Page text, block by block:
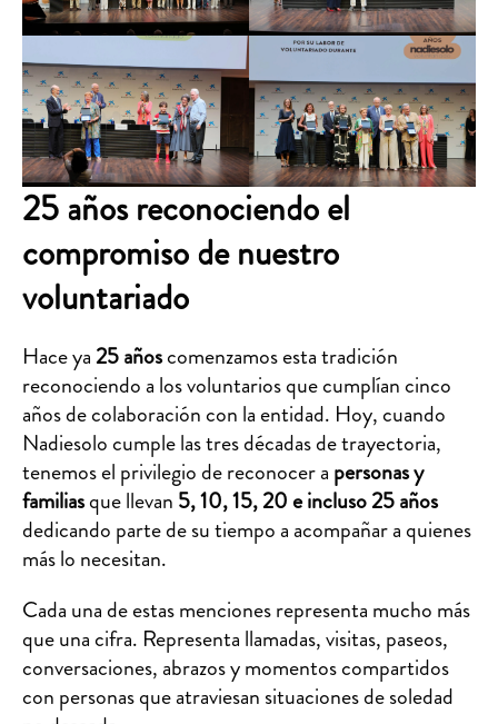
25 años reconociendo el
compromiso de nuestro
voluntariado
Hace ya25 añoscomenzamos esta tradición
reconociendo a los voluntarios que cumplían cinco
años de colaboración con la entidad. Hoy, cuando
Nadiesolo cumple las tres décadas de trayectoria,
tenemos el privilegio de reconocer a personas y
familiasque llevan 5, 10, 15, 20 e incluso 25 años
dedicando parte de su tiempo a acompañar a quienes
más lo necesitan.
Cada una de estas menciones representa mucho más
que una cifra. Representa llamadas, visitas, paseos,
conversaciones, abrazos y momentos compartidos
con personas que atraviesan situaciones de soledad